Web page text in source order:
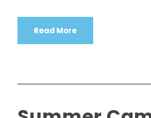
Read More